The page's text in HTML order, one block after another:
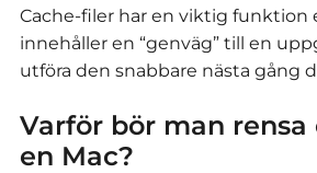
Cache-filer har en viktig funktion
innehåller en “genväg” till en
utföra den snabbare nästa gång
Varför bör man rensa
en Mac?